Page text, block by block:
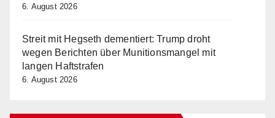
6. August 2026
Streit mit Hegseth dementiert: Trump droht
wegen Berichten über Munitionsmangel mit
langen Haftstrafen
6. August 2026